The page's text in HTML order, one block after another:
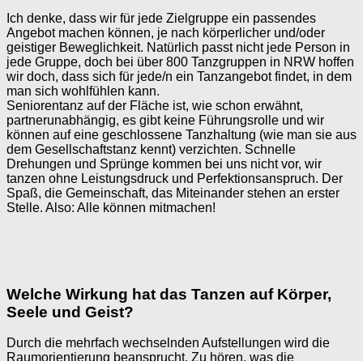
Ich denke, dass wir für jede Zielgruppe ein passendes
Angebot machen können, je nach körperlicher und/oder
geistiger Beweglichkeit. Natürlich passt nicht jede Person in
jede Gruppe, doch bei über 800 Tanzgruppen in NRW hoffen
wir doch, dass sich für jede/n ein Tanzangebot findet, in dem
man sich wohlfühlen kann.
Seniorentanz auf der Fläche ist, wie schon erwähnt,
partnerunabhängig, es gibt keine Führungsrolle und wir
können auf eine geschlossene Tanzhaltung (wie man sie aus
dem Gesellschaftstanz kennt) verzichten. Schnelle
Drehungen und Sprünge kommen bei uns nicht vor, wir
tanzen ohne Leistungsdruck und Perfektionsanspruch. Der
Spaß, die Gemeinschaft, das Miteinander stehen an erster
Stelle. Also: Alle können mitmachen!
Welche Wirkung hat das Tanzen auf Körper,
Seele und Geist?
Durch die mehrfach wechselnden Aufstellungen wird die
Raumorientierung beansprucht. Zu hören, was die